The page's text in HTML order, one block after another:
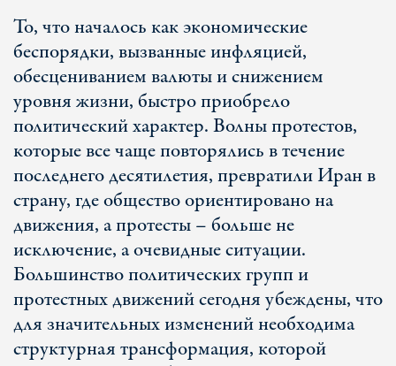
То, что началось как экономические
беспорядки, вызванные инфляцией,
обесцениванием валюты и снижением
уровня жизни, быстро приобрело
политический характер. Волны протестов,
которые все чаще повторялись в течение
последнего десятилетия, превратили Иран в
страну, где общество ориентировано на
движения, а протесты – больше не
исключение, а очевидные ситуации.
Большинство политических групп и
протестных движений сегодня убеждены, что
для значительных изменений необходима
структурная трансформация, которой